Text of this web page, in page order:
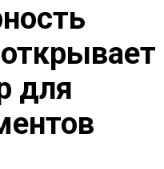
для